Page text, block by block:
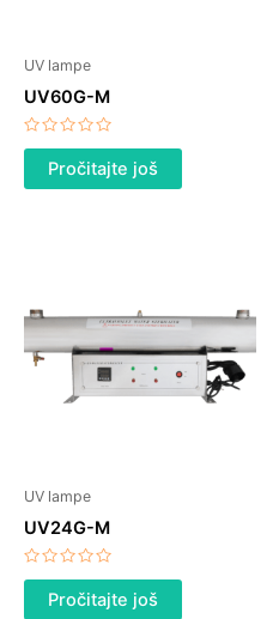
UV lampe
UV60G-M
Ocenjeno
sa
od
Pročitajte još
UV lampe
UV24G-M
Ocenjeno
saPročitajte još